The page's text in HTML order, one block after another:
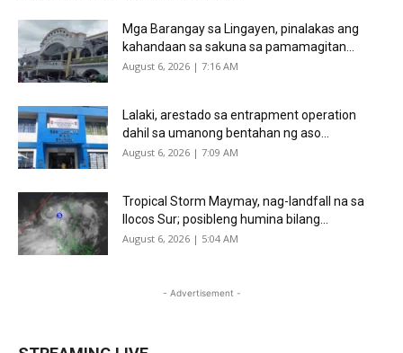
Mga Barangay sa Lingayen, pinalakas ang
kahandaan sa sakuna sa pamamagitan...
August 6, 2026 | 7:16 AM
Lalaki, arestado sa entrapment operation
dahil sa umanong bentahan ng aso...
August 6, 2026 | 7:09 AM
Tropical Storm Maymay, nag-landfall na sa
Ilocos Sur; posibleng humina bilang...
August 6, 2026 | 5:04 AM
- Advertisement -